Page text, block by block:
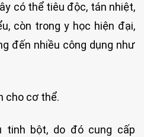
có thể tiêu độc, tán nhiệt,
còn trong y học hiện đại,
đến nhiều công dụng như
cho cơ thể.
tinh bột, do đó cung cấp